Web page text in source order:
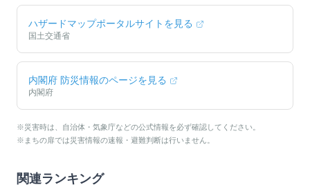
ハザードマップポータルサイトを見る
国土交通省
内閣府 防災情報のページを見る
内閣府
※災害時は、自治体・気象庁などの公式情報を必ず確認してください。
※まちの扉では災害情報の速報・避難判断は行いません。
関連ランキング